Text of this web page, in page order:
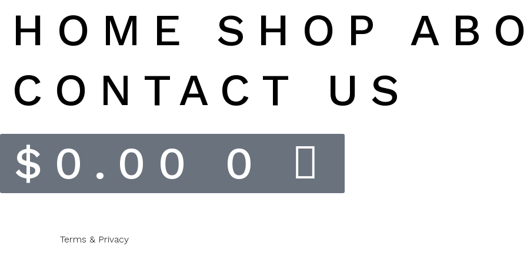
HOME SHOP
CONTACT US
$ 0.00 0
Terms & Privacy